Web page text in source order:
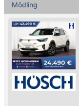
Mödling